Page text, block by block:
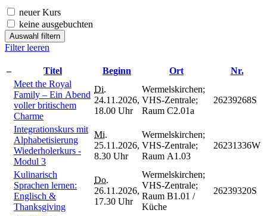
neuer Kurs
keine ausgebuchten
Auswahl filtern
Filter leeren
– Titel Beginn Ort
Nr.
Meet the Royal
Family – Ein Abend
voller britischem
Charme
Di.
24.11.2026,
18.00 Uhr
Wermelskirchen;
VHS-Zentrale;
Raum C2.01a
26239268S
Integrationskurs mit
Alphabetisierung
Wiederholerkurs -
Modul 3
Mi.
25.11.2026,
8.30 Uhr
Wermelskirchen;
VHS-Zentrale;
Raum A1.03
26231336W
Kulinarisch
Sprachen lernen:
Englisch &
Thanksgiving
Do.
26.11.2026,
17.30 Uhr
Wermelskirchen;
VHS-Zentrale;
Raum B1.01 /
Küche
26239320S